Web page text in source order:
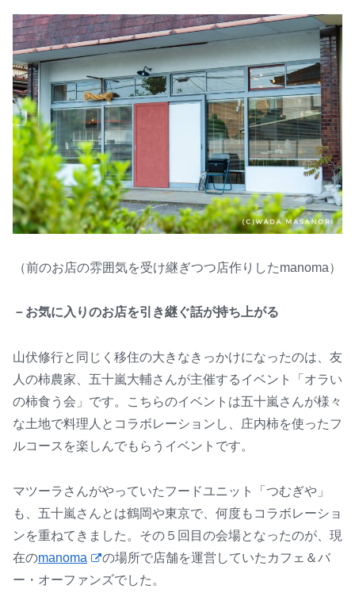
（前のお店の雰囲気を受け継ぎつつ店作りしたmanoma）
－お気に入りのお店を引き継ぐ話が持ち上がる
山伏修行と同じく移住の大きなきっかけになったのは、友
人の柿農家、五十嵐大輔さんが主催するイベント「オラい
の柿食う会」です。こちらのイベントは五十嵐さんが様々
な土地で料理人とコラボレーションし、庄内柿を使ったフ
ルコースを楽しんでもらうイベントです。
マツーラさんがやっていたフードユニット「つむぎや」
も、五十嵐さんとは鶴岡や東京で、何度もコラボレーショ
ンを重ねてきました。その５回目の会場となったのが、現
在のmanoma
の場所で店舗を運営していたカフェ＆バ
ー・オーファンズでした。